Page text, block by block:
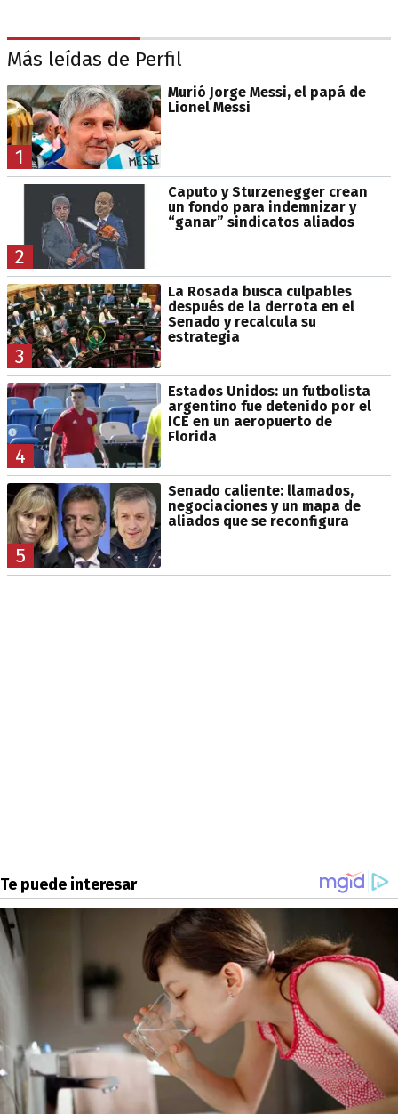
Más leídas de Perfil
1
Murió Jorge Messi, el papá de
Lionel Messi
2
Caputo y Sturzenegger crean
un fondo para indemnizar y
“ganar” sindicatos aliados
3
La Rosada busca culpables
después de la derrota en el
Senado y recalcula su
estrategia
4
Estados Unidos: un futbolista
argentino fue detenido por el
ICE en un aeropuerto de
Florida
5
Senado caliente: llamados,
negociaciones y un mapa de
aliados que se reconfigura